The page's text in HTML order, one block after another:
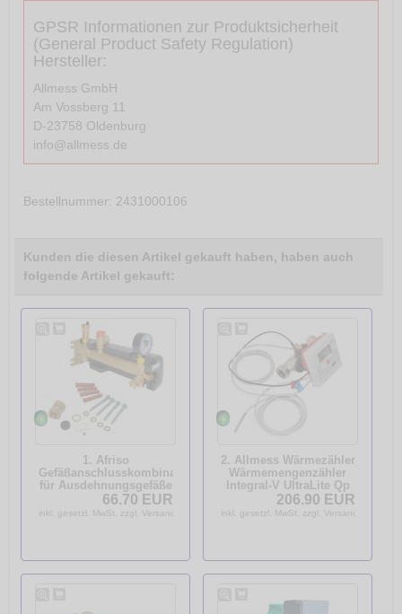
GPSR Informationen zur Produktsicherheit
(General Product Safety Regulation)
Hersteller:
Allmess GmbH
Am Vossberg 11
D-23758 Oldenburg
info@allmess.de
Bestellnummer: 2431000106
Kunden die diesen Artikel gekauft haben, haben auch
folgende Artikel gekauft:
1. Afriso
Gefäßanschlusskombination
für Ausdehnungsgefäße
bis 50 Ltr.3bar mit
Isolierung 77932
66.70 EUR
inkl. gesetzl. MwSt. zzgl. Versandkosten
2. Allmess Wärmezähler
Wärmemengenzähler
Integral-V UltraLite Qp
2,5 Ultraschallzähler
Eichjahr 2026
206.90 EUR
inkl. gesetzl. MwSt. zzgl. Versandkosten